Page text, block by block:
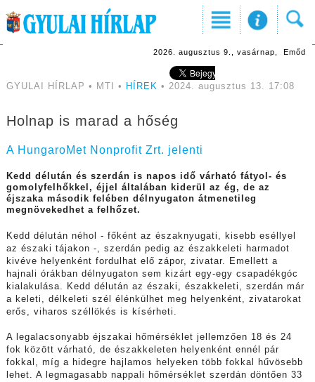
2026. augusztus 9., vasárnap, Emőd
GYULAI HÍRLAP • MTI • HÍREK • 2024. augusztus 13. 17:08
Holnap is marad a hőség
A HungaroMet Nonprofit Zrt. jelenti
Kedd délután és szerdán is napos idő várható fátyol- és
gomolyfelhőkkel, éjjel általában kiderül az ég, de az
éjszaka második felében délnyugaton átmenetileg
megnövekedhet a felhőzet.
Kedd délután néhol - főként az északnyugati, kisebb eséllyel
az északi tájakon -, szerdán pedig az északkeleti harmadot
kivéve helyenként fordulhat elő zápor, zivatar. Emellett a
hajnali órákban délnyugaton sem kizárt egy-egy csapadékgóc
kialakulása.
Kedd délután az északi, északkeleti, szerdán már
a keleti, délkeleti szél élénkülhet meg helyenként, zivatarokat
erős, viharos széllökés is kísérheti.
A legalacsonyabb éjszakai hőmérséklet jellemzően 18 és 24
fok között várható, de északkeleten helyenként ennél pár
fokkal, míg a hidegre hajlamos helyeken több fokkal hűvösebb
lehet. A legmagasabb nappali hőmérséklet szerdán döntően 33